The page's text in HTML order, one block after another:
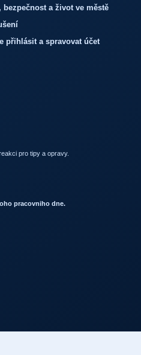
bezpečnost a život ve městě
přihlásit a spravovat účet
pro tipy a opravy.
pracovniho dne.